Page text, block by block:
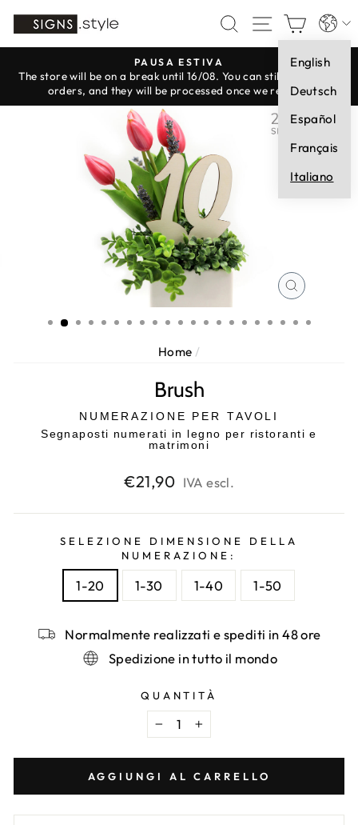
direttamente
ai
Lingua
English
Deutsch
Español
Français
Italiano
CERCA
Metti
in
presentazione
PAUSA ESTIVA
The store will be on a break until 16/08. You can still place your
orders, and they will be processed once we reopen.
CHIUDI
Home /
Brush
NUMERAZIONE PER TAVOLI
Segnaposti numerati in legno per ristoranti e
matrimoni
Prezzo
listino
€21,90 IVA escl.
SELEZIONE DIMENSIONE DELLA
NUMERAZIONE:
1-20 1-30 1-40 1-50
Normalmente realizzati e spediti in 48 ore
Spedizione in tutto il mondo
QUANTITÀ
− +
AGGIUNGI AL CARRELLO